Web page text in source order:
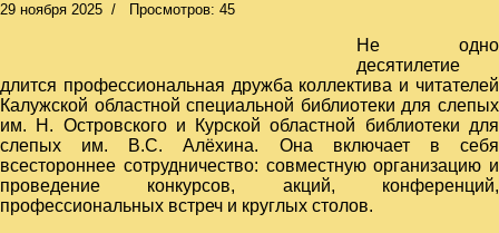
29 ноября 2025 Просмотров: 45
Не одно
десятилетие
длится профессиональная дружба коллектива и читателей
Калужской областной специальной библиотеки для слепых
им. Н. Островского и Курской областной библиотеки для
слепых им. В.С. Алёхина. Она включает в себя
всестороннее сотрудничество: совместную организацию и
проведение конкурсов, акций, конференций,
профессиональных встреч и круглых столов.